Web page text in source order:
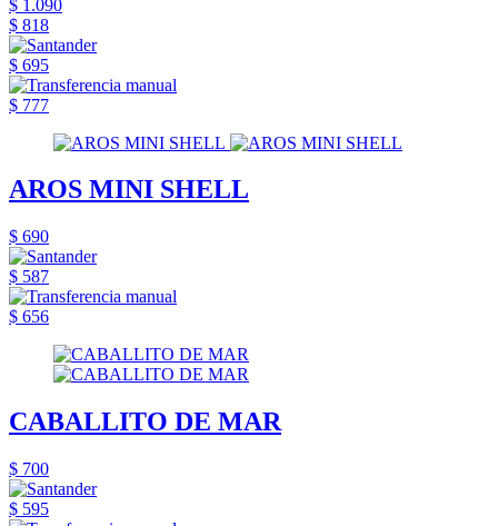
$ 1.090
$ 818
$ 695
$ 777
AROS MINI SHELL
$ 690
$ 587
$ 656
CABALLITO DE MAR
$ 700
$ 595